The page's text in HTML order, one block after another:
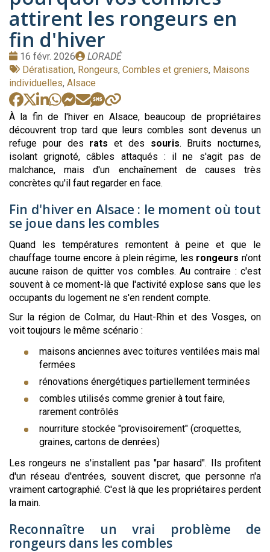
attirent les rongeurs en
fin d'hiver
Date
:
16 févr. 2026
Publié
par
LORADÉ
Tags
:
Dératisation, Rongeurs, Combles et greniers, Maisons
individuelles, Alsace
À la fin de l'hiver en Alsace, beaucoup de propriétaires
découvrent trop tard que leurs combles sont devenus un
refuge pour des rats et des souris. Bruits nocturnes,
isolant grignoté, câbles attaqués : il ne s'agit pas de
malchance, mais d'un enchaînement de causes très
concrètes qu'il faut regarder en face.
Fin d'hiver en Alsace : le moment où tout
se joue dans les combles
Quand les températures remontent à peine et que le
chauffage tourne encore à plein régime, les rongeurs n'ont
aucune raison de quitter vos combles. Au contraire : c'est
souvent à ce moment-là que l'activité explose sans que les
occupants du logement ne s'en rendent compte.
Sur la région de Colmar, du Haut-Rhin et des Vosges, on
voit toujours le même scénario :
maisons anciennes avec toitures ventilées mais mal
fermées
rénovations énergétiques partiellement terminées
combles utilisés comme grenier à tout faire,
rarement contrôlés
nourriture stockée "provisoirement" (croquettes,
graines, cartons de denrées)
Les rongeurs ne s'installent pas "par hasard". Ils profitent
d'un réseau d'entrées, souvent discret, que personne n'a
vraiment cartographié. C'est là que les propriétaires perdent
la main.
Reconnaître un vrai problème de
rongeurs dans les combles